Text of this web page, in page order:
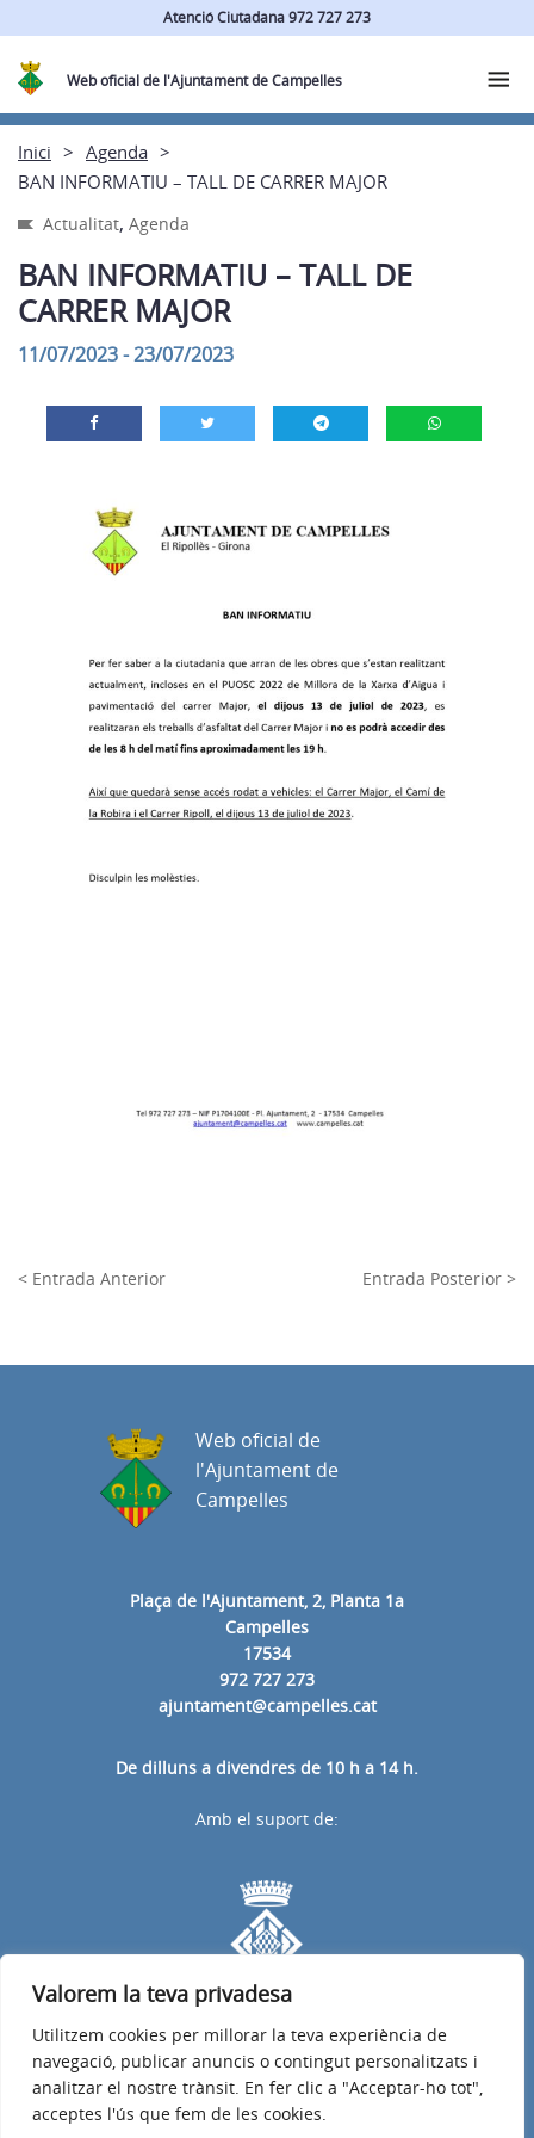
Valorem la teva privadesa
Utilitzem cookies per millorar la teva experiència de
navegació, publicar anuncis o contingut personalitzats i
analitzar el nostre trànsit. En fer clic a "Acceptar-ho tot",
acceptes l'ús que fem de les cookies.
Atenció Ciutadana 972 727 273
Web oficial de l'Ajuntament de Campelles
Inici
Agenda
BAN INFORMATIU – TALL DE CARRER MAJOR
Actualitat, Agenda
BAN INFORMATIU – TALL DE
CARRER MAJOR
11/07/2023 - 23/07/2023
< Entrada Anterior Entrada Posterior >
Plaça de l'Ajuntament, 2, Planta 1a
Campelles
17534
972 727 273
ajuntament@campelles.cat
De dilluns a divendres de 10 h a 14 h.
Web oficial de
l'Ajuntament de
Campelles
Avís legal Política de privacitat
Amb el suport de: